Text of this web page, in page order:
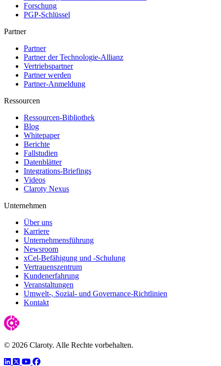
Forschung
PGP-Schlüssel
Partner
Partner
Partner der Technologie-Allianz
Vertriebspartner
Partner werden
Partner-Anmeldung
Ressourcen
Ressourcen-Bibliothek
Blog
Whitepaper
Berichte
Fallstudien
Datenblätter
Integrations-Briefings
Videos
Claroty Nexus
Unternehmen
Über uns
Karriere
Unternehmensführung
Newsroom
xCel-Befähigung und -Schulung
Vertrauenszentrum
Kundenerfahrung
Veranstaltungen
Umwelt-, Sozial- und Governance-Richtlinien
Kontakt
© 2026 Claroty. Alle Rechte vorbehalten.
LinkedIn
TwitterYouTube
Facebook